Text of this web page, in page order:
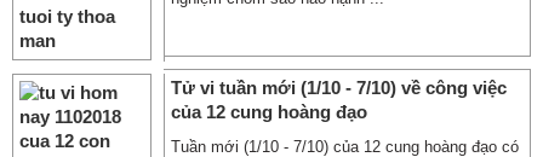
Tử vi tuần mới (1/10 - 7/10) về công việc
của 12 cung hoàng đạo
Tuần mới (1/10 - 7/10) của 12 cung hoàng đạo có